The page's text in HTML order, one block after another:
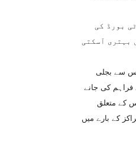
بورڈ کی
بہتری آسکتی
سے بجلی
کی جانے
کے متعلق
کے بارے میں